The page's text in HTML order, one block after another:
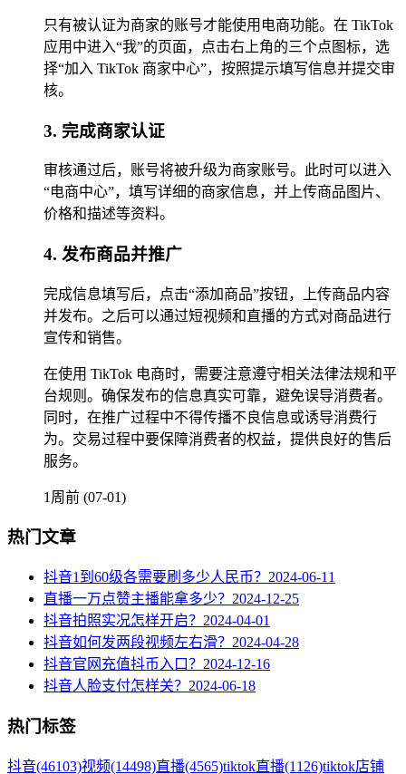
只有被认证为商家的账号才能使用电商功能。在 TikTok
应用中进入“我”的页面，点击右上角的三个点图标，选
择“加入 TikTok 商家中心”，按照提示填写信息并提交审
核。
3. 完成商家认证
审核通过后，账号将被升级为商家账号。此时可以进入
“电商中心”，填写详细的商家信息，并上传商品图片、
价格和描述等资料。
4. 发布商品并推广
完成信息填写后，点击“添加商品”按钮，上传商品内容
并发布。之后可以通过短视频和直播的方式对商品进行
宣传和销售。
在使用 TikTok 电商时，需要注意遵守相关法律法规和平
台规则。确保发布的信息真实可靠，避免误导消费者。
同时，在推广过程中不得传播不良信息或诱导消费行
为。交易过程中要保障消费者的权益，提供良好的售后
服务。
1周前 (07-01)
热门文章
抖音1到60级各需要刷多少人民币？ 2024-06-11
直播一万点赞主播能拿多少？ 2024-12-25
抖音拍照实况怎样开启？ 2024-04-01
抖音如何发两段视频左右滑？ 2024-04-28
抖音官网充值抖币入口？ 2024-12-16
抖音人脸支付怎样关？ 2024-06-18
热门标签
抖音(46103)视频(14498)直播(4565)tiktok直播(1126)tiktok店铺